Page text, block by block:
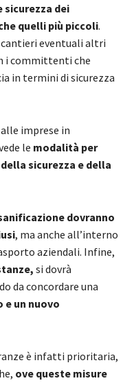
dei
quelli più piccoli.
eventuali altri
i committenti che
in termini di sicurezza
imprese in
le modalità per
sicurezza e della
dovranno
, ma anche all’interno
aziendali. Infine,
si dovrà
da concordare una
e un nuovo
è infatti prioritaria,
ove queste misure